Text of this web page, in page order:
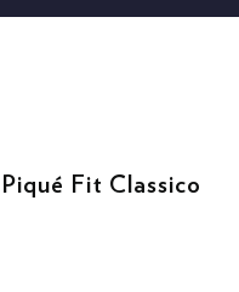
Fit Classico